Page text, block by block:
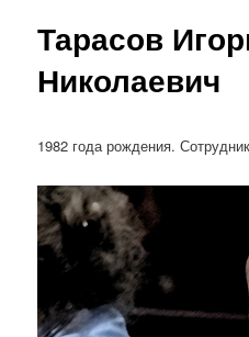
Тарасов
Николаевич
1982 года рождения.